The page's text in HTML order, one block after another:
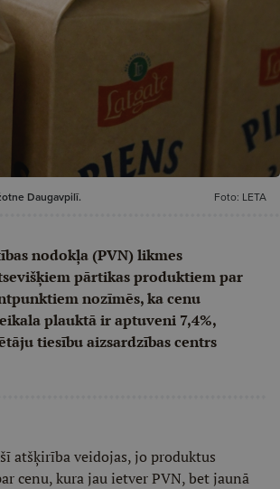
Daugavpilī. Foto: LETA
nodokļa (PVN) likmes
pārtikas produktiem par
nozīmēs, ka cenu
plauktā ir aptuveni 7,4%,
tiesību aizsardzības centrs
atšķirība veidojas, jo produktus
cenu, kura jau ietver PVN, bet jaunā